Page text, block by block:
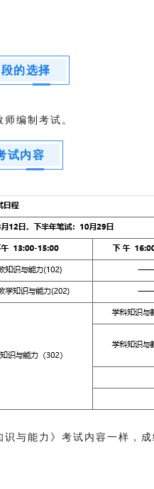
的选择
编制考试。
试内容
与能力》考试内容一样，